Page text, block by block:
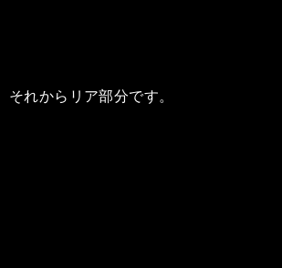
それからリア部分です。